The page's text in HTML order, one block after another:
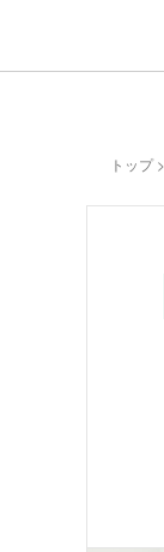
トップ